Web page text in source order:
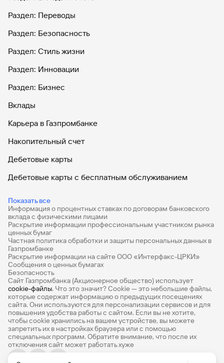
Раздел: Переводы
Раздел: Безопасность
Раздел: Стиль жизни
Раздел: Инновации
Раздел: Бизнес
Вклады
Карьера в Газпромбанке
Накопительный счет
Дебетовые карты
Дебетовые карты с бесплатным обслуживанием
Показать все
Банковские вклады на 3 месяца
Вклады с высоким процентом
Калькулятор вкладов
Виртуальные карты
Премиум
РКО
Ипотечный калькулятор
Кредитный калькулятор
Про Финансы
Информация о процентных ставках по договорам банковского
вклада с физическими лицами
Раскрытие информации профессиональным участником рынка
ценных бумаг
Частная политика обработки и защиты персональных данных в
Газпромбанке
Раскрытие информации на сайте ООО «Интерфакс-ЦРКИ»
Сообщения о ценных бумагах
Безопасность
Сайт Газпромбанка (Акционерное общество) использует
cookie-файлы. Что это значит? Сookie — это небольшие файлы,
которые содержат информацию о предыдущих посещениях
сайта. Они используются для персонализации сервисов и для
повышения удобства работы с сайтом. Если вы не хотите,
чтобы сookie хранились на вашем устройстве, вы можете
запретить их в настройках браузера или с помощью
специальных программ. Обратите внимание, что после их
отключения сайт может работать хуже